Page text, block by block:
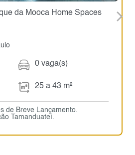
da Mooca Home Spaces
0 vaga(s)
25 a 43 m²
de Breve Lançamento.
Tamanduateí.